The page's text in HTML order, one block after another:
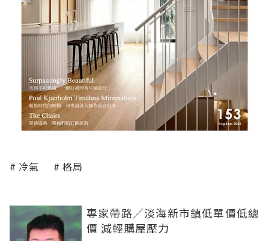
冷氣 格局
專家帶路／淡海新市鎮低單價低總
價 減輕購屋壓力